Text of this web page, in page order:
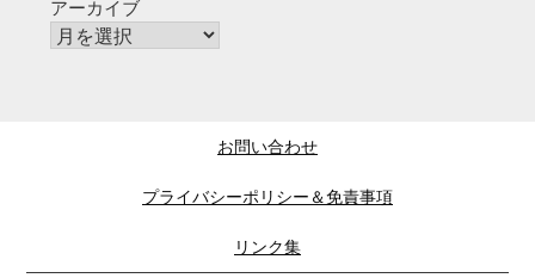
アーカイブ
お問い合わせ
プライバシーポリシー＆免責事項
リンク集